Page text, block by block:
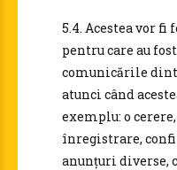
5.4. Acestea vor
pentru care au
comunicările
atunci când
exemplu: o
înregistrare,
anunțuri diverse,